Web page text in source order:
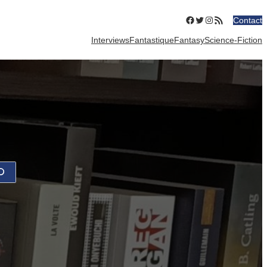
Facebook
Twitter
Instagram
Flux RSSContact
InterviewsFantastiqueFantasyScience-Fiction